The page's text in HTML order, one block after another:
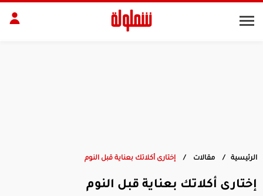
ديكور الرئيسية مقالات إختارى أكلاتك بعناية قبل النوم
إختارى أكلاتك بعناية قبل النوم